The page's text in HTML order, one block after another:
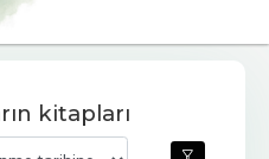
kitapları